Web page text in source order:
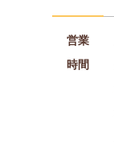
営業
時間